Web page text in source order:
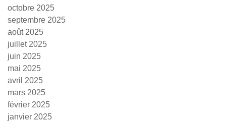
octobre 2025
septembre 2025
août 2025
juillet 2025
juin 2025
mai 2025
avril 2025
mars 2025
février 2025
janvier 2025